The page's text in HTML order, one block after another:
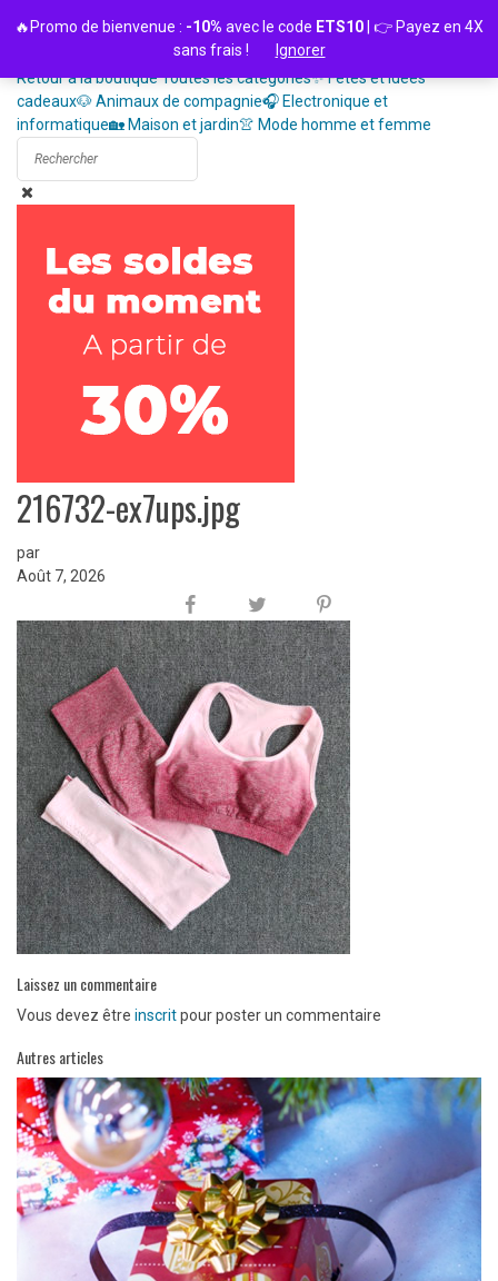
Retour à la boutiqueToutes les catégories✨ Fêtes et idées
cadeaux🐶 Animaux de compagnie🎧 Electronique et
informatique🏡 Maison et jardin👚 Mode homme et femme
216732-ex7ups.jpg
par
Août 7, 2026
Laissez un commentaire
Vous devez être inscritpour poster un commentaire
Autres articles
🔥Promo de bienvenue : -10% avec le code ETS10 | 👉 Payez en 4X
sans frais !
Ignorer